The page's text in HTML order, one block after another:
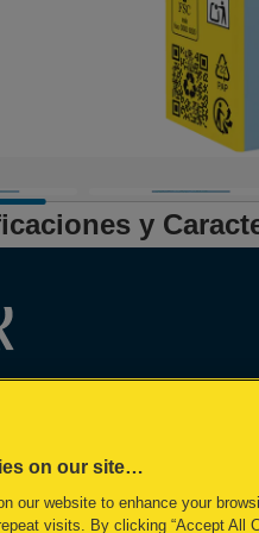
y
on our site…
our website to enhance your
visits. By clicking “Accept All